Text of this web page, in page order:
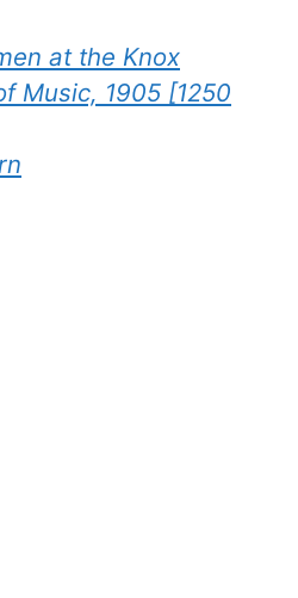
at the Knox
Music, 1905⁣ [1250